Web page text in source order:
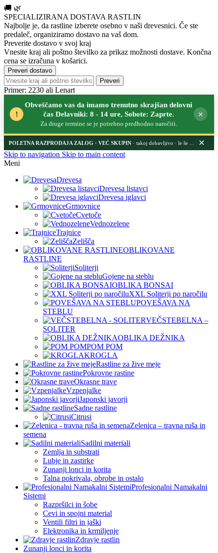
🚚 🌿
SPECIALIZIRANA DOSTAVA RASTLIN
Najbolje je, da rastline izberete osebno v naši drevesnici. Če ste
predaleč, organiziramo dostavo na vaš dom.
Preverite dostavo v svoj kraj
Vnesite kraj ali poštno številko za prikaz možnosti dostave. Končna
cena se izračuna v košarici.
Preveri dostavo
Preveri
Primer: 2230 ali Lenart
!
Obveščamo vas da imamo trenutno skrajšan delovni
čas Delavniki: 8 - 14 ure, Sobote: Zaprte.
Za druge termine se je potrebno predhodno naročiti.
×
POLETNA RAZPRODAJA ZALOG · takoj dobavljivo · le še nekaj dni ×
Skip to navigation Skip to main content
Meni
Drevesa
Drevesa listavci
Drevesa iglavci
Grmovnice
Cvetoče
Vednozelene
Trajnice
Zelišča
OBLIKOVANE
RASTLINE
Soliterji
Gojene na steblu
OBLIKA BONSAI
XXL Soliterji po naročilu
POVEŠAVA NA
STEBLU
VEČSTEBELNA –
SOLITER
OBLIKA DEŽNIKA
POM POM
KROGLA
Rastline za žive meje
Pokrovne rastine
Okrasne trave
Vzpenjalke
Japonski javorji
Sadne rastline
Citrusi
Zelenica – travna ruša in
semena
Sadilni materiali
Zemlja in substrati
Lubje in zastirke
Zunanji lonci in korita
Talna pokrivala, obrobe in ostalo
Profesionalni Namakalni
Sistemi
Razpršilci in šobe
Cevi in spojni material
Ventili filtri in jaški
Elektronika in krmiljenje
Zdravje rastlin
Zunanji lonci in korita